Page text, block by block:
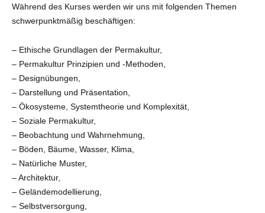
Während des Kurses werden wir uns mit folgenden Themen
schwerpunktmäßig beschäftigen:
– Ethische Grundlagen der Permakultur,
– Permakultur Prinzipien und -Methoden,
– Designübungen,
– Darstellung und Präsentation,
– Ökosysteme, Systemtheorie und Komplexität,
– Soziale Permakultur,
– Beobachtung und Wahrnehmung,
– Böden, Bäume, Wasser, Klima,
– Natürliche Muster,
– Architektur,
– Geländemodellierung,
– Selbstversorgung,